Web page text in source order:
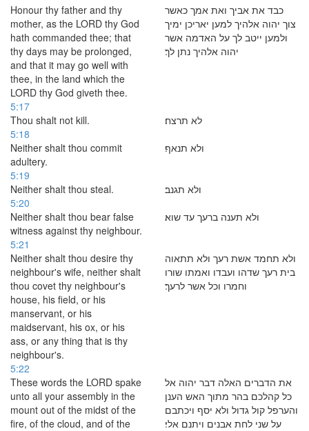
Honour thy father and thy
mother, as the LORD thy God
hath commanded thee; that
thy days may be prolonged,
and that it may go well with
thee, in the land which the
LORD thy God giveth thee.
כבד את אביך ואת אמך כאשר
צוך יהוה אלהיך למען יאריכן ימיך
ולמען ייטב לך על האדמה אשר
יהוה אלהיך נתן לך׃
5:17
Thou shalt not kill.
לא תרצח׃
5:18
Neither shalt thou commit
adultery.
ולא תנאף׃
5:19
Neither shalt thou steal.
ולא תגנב׃
5:20
Neither shalt thou bear false
witness against thy neighbour.
ולא תענה ברעך עד שוא׃
5:21
Neither shalt thou desire thy
neighbour's wife, neither shalt
thou covet thy neighbour's
house, his field, or his
manservant, or his
maidservant, his ox, or his
ass, or any thing that is thy
neighbour's.
ולא תחמד אשת רעך ולא תתאוה
בית רעך שדהו ועבדו ואמתו שורו
וחמרו וכל אשר לרעך׃
5:22
These words the LORD spake
unto all your assembly in the
mount out of the midst of the
fire, of the cloud, and of the
את הדברים האלה דבר יהוה אל
כל קהלכם בהר מתוך האש הענן
והערפל קול גדול ולא יסף ויכתבם
על שני לחת אבנים ויתנם אלי׃